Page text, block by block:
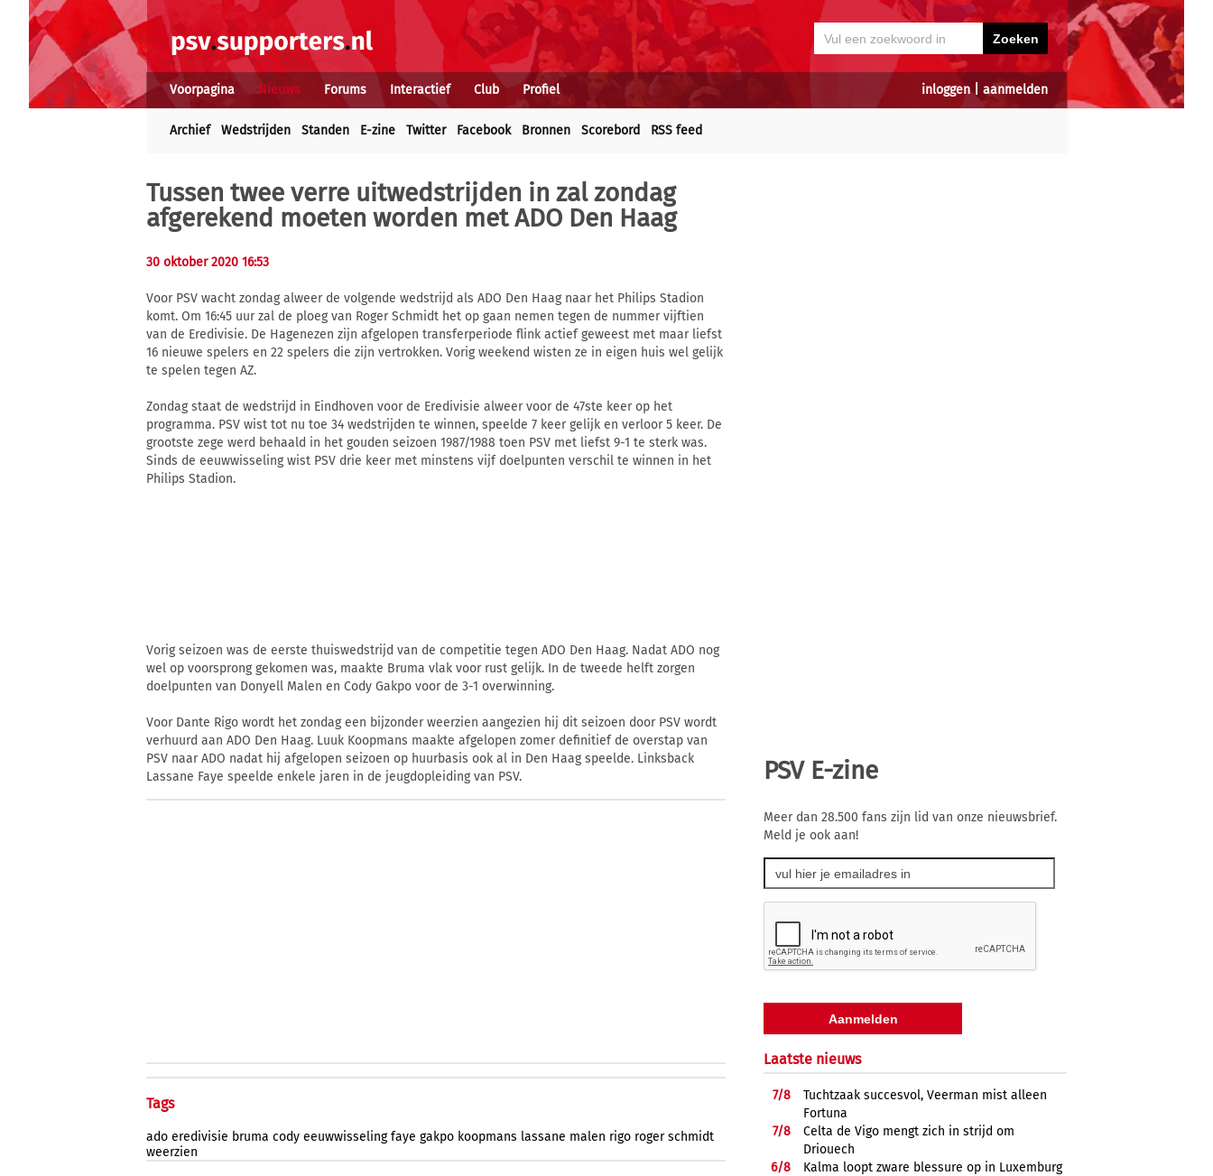
inloggen| aanmelden
Voorpagina Nieuws Forums Interactief Club Profiel
Archief Wedstrijden Standen E-zine Twitter Facebook Bronnen Scorebord RSS feed
Tussen twee verre uitwedstrijden in zal zondag
afgerekend moeten worden met ADO Den Haag
30 oktober 2020 16:53
Voor PSV wacht zondag alweer de volgende wedstrijd als ADO Den Haag naar het Philips Stadion
komt. Om 16:45 uur zal de ploeg van Roger Schmidt het op gaan nemen tegen de nummer vijftien
van de Eredivisie. De Hagenezen zijn afgelopen transferperiode flink actief geweest met maar liefst
16 nieuwe spelers en 22 spelers die zijn vertrokken. Vorig weekend wisten ze in eigen huis wel gelijk
te spelen tegen AZ.
Zondag staat de wedstrijd in Eindhoven voor de Eredivisie alweer voor de 47ste keer op het
programma. PSV wist tot nu toe 34 wedstrijden te winnen, speelde 7 keer gelijk en verloor 5 keer. De
grootste zege werd behaald in het gouden seizoen 1987/1988 toen PSV met liefst 9-1 te sterk was.
Sinds de eeuwwisseling wist PSV drie keer met minstens vijf doelpunten verschil te winnen in het
Philips Stadion.
Vorig seizoen was de eerste thuiswedstrijd van de competitie tegen ADO Den Haag. Nadat ADO nog
wel op voorsprong gekomen was, maakte Bruma vlak voor rust gelijk. In de tweede helft zorgen
doelpunten van Donyell Malen en Cody Gakpo voor de 3-1 overwinning.
Voor Dante Rigo wordt het zondag een bijzonder weerzien aangezien hij dit seizoen door PSV wordt
verhuurd aan ADO Den Haag. Luuk Koopmans maakte afgelopen zomer definitief de overstap van
PSV naar ADO nadat hij afgelopen seizoen op huurbasis ook al in Den Haag speelde. Linksback
Lassane Faye speelde enkele jaren in de jeugdopleiding van PSV.
Tags
ado eredivisie bruma cody eeuwwisseling faye gakpo koopmans lassane malen rigo roger schmidt
weerzien
PSV E-zine
Meer dan 28.500 fans zijn lid van onze nieuwsbrief.
Meld je ook aan!
Laatste nieuws
7/8
Tuchtzaak succesvol, Veerman mist alleen
Fortuna
7/8
Celta de Vigo mengt zich in strijd om
Driouech
6/8
Kalma loopt zware blessure op in Luxemburg